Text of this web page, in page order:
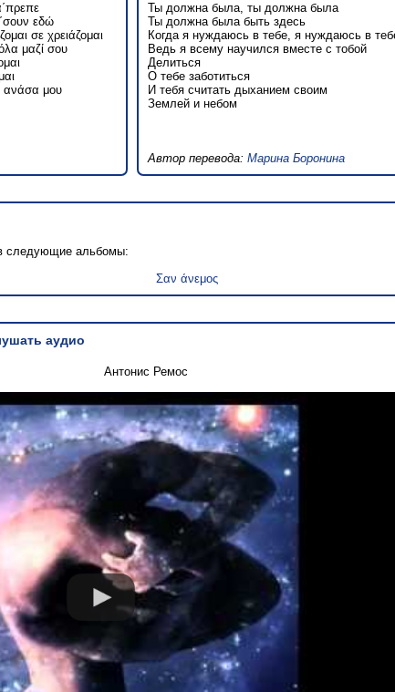
εδώ
σε χρειάζομαι
μαζί σου
ανάσα μου
Ты должна была, ты должна была
Ты должна была быть здесь
Когда я нуждаюсь в тебе, я нуждаюсь в
Ведь я всему научился вместе с тобой
Делиться
О тебе заботиться
И тебя считать дыханием своим
Землей и небом
Автор перевода: Марина Боронина
следующие альбомы:
Σαν άνεμος
аудио
Антонис Ремос